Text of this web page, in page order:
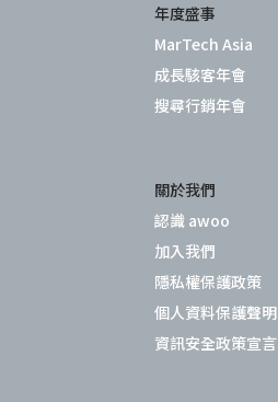
年度盛事
MarTech Asia
成長駭客年會
搜尋行銷年會
關於我們
認識 awoo
加入我們
隱私權保護政策
個人資料保護聲明
資訊安全政策宣言